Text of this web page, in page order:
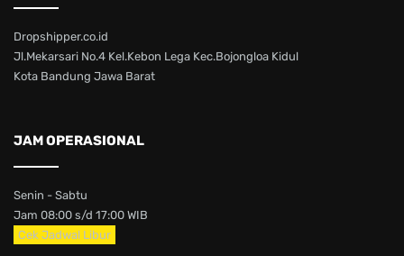
Dropshipper.co.id
Jl.Mekarsari No.4 Kel.Kebon Lega Kec.Bojongloa Kidul
Kota Bandung Jawa Barat
JAM OPERASIONAL
Senin - Sabtu
Jam 08:00 s/d 17:00 WIB
Cek Jadwal Libur